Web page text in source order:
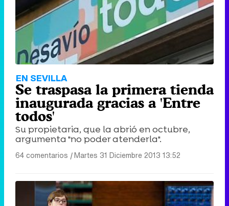
EN SEVILLA
Se traspasa la primera tienda
inaugurada gracias a 'Entre
todos'
Su propietaria, que la abrió en octubre,
argumenta "no poder atenderla".
64 comentarios |Martes 31 Diciembre 2013 13:52